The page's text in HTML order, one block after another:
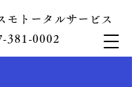
モトータルサービス
381-0002